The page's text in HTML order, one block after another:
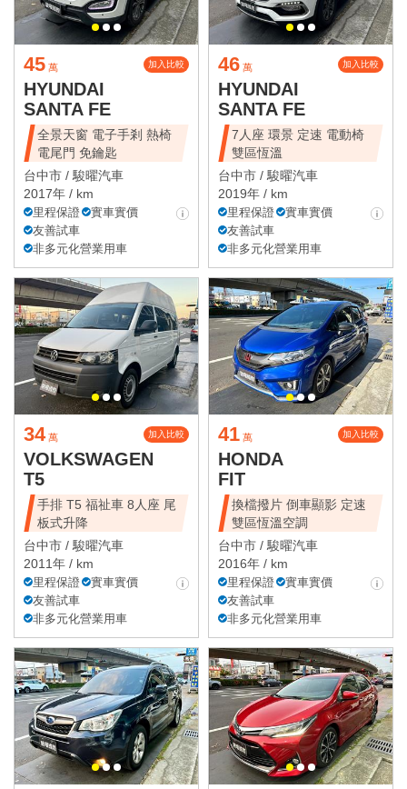
45 萬 加入比較
HYUNDAI
SANTA FE
全景天窗 電子手剎 熱椅
電尾門 免鑰匙
台中市 / 駿曜汽車
2017年 / km
里程保證
實車實價
友善試車
非多元化營業用車
46 萬 加入比較
HYUNDAI
SANTA FE
7人座 環景 定速 電動椅
雙區恆溫
台中市 / 駿曜汽車
2019年 / km
里程保證
實車實價
友善試車
非多元化營業用車
34 萬 加入比較
VOLKSWAGEN
T5
手排 T5 福祉車 8人座 尾
板式升降
台中市 / 駿曜汽車
2011年 / km
里程保證
實車實價
友善試車
非多元化營業用車
41 萬 加入比較
HONDA
FIT
換檔撥片 倒車顯影 定速
雙區恆溫空調
台中市 / 駿曜汽車
2016年 / km
里程保證
實車實價
友善試車
非多元化營業用車